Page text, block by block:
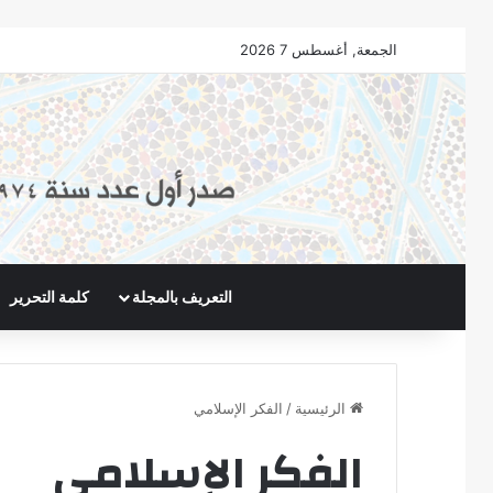
الجمعة, أغسطس 7 2026
التعريف بالمجلة كلمة التحرير
الرئيسية / الفكر الإسلامي
الفكر الإسلامي